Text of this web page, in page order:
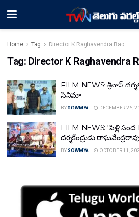
Home Tag Director K Raghavendra Rao
Tag: Director K Raghavendra
FILM NEWS: శ్రీవాస్
సినిమా
BY SOWMYA DECEMBER 26,
FILM NEWS: “పెళ్లి
దర్శకేంద్రుడు రాఘవేంద్రరావు
BY SOWMYA OCTOBER 11,